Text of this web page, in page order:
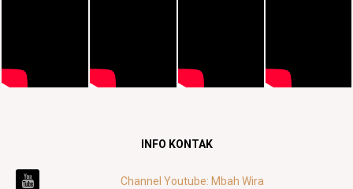
INFO KONTAK
Channel Youtube: Mbah Wira